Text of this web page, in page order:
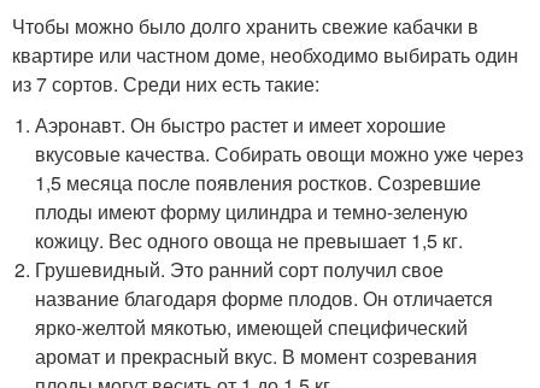
Чтобы можно было долго хранить свежие кабачки в
квартире или частном доме, необходимо выбирать один
из 7 сортов. Среди них есть такие:
Аэронавт. Он быстро растет и имеет хорошие
вкусовые качества. Собирать овощи можно уже через
1,5 месяца после появления ростков. Созревшие
плоды имеют форму цилиндра и темно-зеленую
кожицу. Вес одного овоща не превышает 1,5 кг.
Грушевидный. Это ранний сорт получил свое
название благодаря форме плодов. Он отличается
ярко-желтой мякотью, имеющей специфический
аромат и прекрасный вкус. В момент созревания